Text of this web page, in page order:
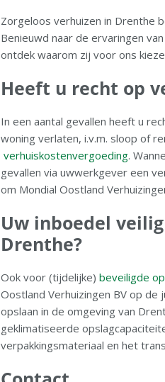
Zorgeloos verhuizen in Drenthe
Benieuwd naar de ervaringen
ontdek waarom zij voor ons
Heeft u recht op
In een aantal gevallen heeft u
woning verlaten, i.v.m. sloop of
verhuiskostenvergoeding.
gevallen via uwwerkgever een
om Mondial Oostland
Uw inboedel
Drenthe?
Ook voor (tijdelijke) beveiligde
Oostland Verhuizingen BV op de
opslaan in de omgeving van
geklimatiseerde
verpakkingsmateriaal en het